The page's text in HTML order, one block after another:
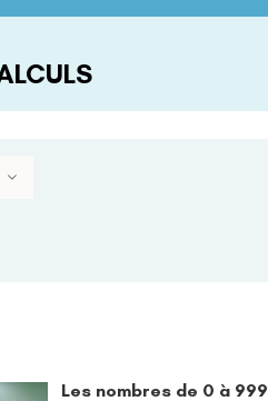
Les nombres de 0 à 999